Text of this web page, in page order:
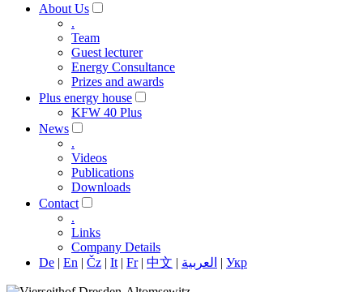
About Us
.
Team
Guest lecturer
Energy Consultance
Prizes and awards
Plus energy house
KFW 40 Plus
News
.
Videos
Publications
Downloads
Contact
.
Links
Company Details
De | En | Čz | It | Fr| 中文 | العربية | Укр